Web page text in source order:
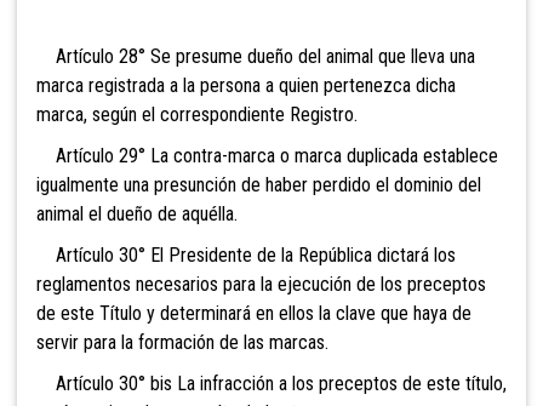
Artículo 28° Se presume dueño del animal que lleva una
marca registrada a la persona a quien pertenezca dicha
marca, según el correspondiente Registro.
Artículo 29° La contra-marca o marca duplicada establece
igualmente una presunción de haber perdido el dominio del
animal el dueño de aquélla.
Artículo 30° El Presidente de la República dictará los
reglamentos necesarios para la ejecución de los preceptos
de este Título y determinará en ellos la clave que haya de
servir para la formación de las marcas.
Artículo 30° bis La infracción a los preceptos de este título,